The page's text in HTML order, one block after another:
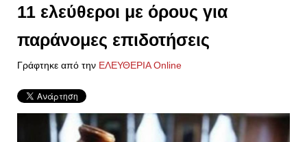
11 ελεύθεροι με όρους για
παράνομες επιδοτήσεις
Γράφτηκε από την ΕΛΕΥΘΕΡΙΑ Online